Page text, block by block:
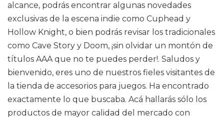
alcance, podrás encontrar algunas novedades
exclusivas de la escena indie como Cuphead y
Hollow Knight, o bien podrás revisar los tradicionales
como Cave Story y Doom, ¡sin olvidar un montón de
títulos AAA que no te puedes perder!. Saludos y
bienvenido, eres uno de nuestros fieles visitantes de
la tienda de accesorios para juegos. Ha encontrado
exactamente lo que buscaba. Acá hallarás sólo los
productos de mayor calidad del mercado con